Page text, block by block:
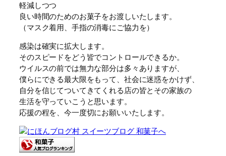
軽減しつつ
良い時間のためのお菓子をお渡しいたします。
（マスク着用、手指の消毒にご協力を）
感染は確実に拡大します。
そのスピードをどう皆でコントロールできるか。
ウイルスの前では無力な部分は多々ありますが、
僕らにできる最大限をもって、社会に迷惑をかけず、
自分を信じてついてきてくれる店の皆とその家族の
生活を守っていこうと思います。
応援の程を、今一度切にお願いいたします。